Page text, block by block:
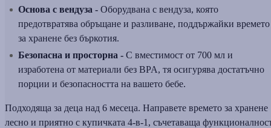
Основа с вендуза - Оборудвана с вендуза, която
предотвратява обръщане и разливане, поддържайки времето
за хранене без бъркотия.
Безопасна и просторна - С вместимост от 700 мл и
изработена от материали без BPA, тя осигурява достатъчно
порции и безопасността на вашето бебе.
Подходяща за деца над 6 месеца. Направете времето за хранене
лесно и приятно с купичката 4-в-1, съчетаваща